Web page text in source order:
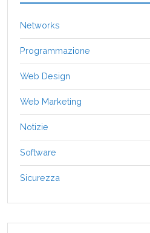
Networks
Programmazione
Web Design
Web Marketing
Notizie
Software
Sicurezza